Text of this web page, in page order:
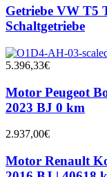
Getriebe VW T5
Schaltgetriebe
5.396,33€
Motor Peugeot
2023 BJ 0 km
2.937,00€
Motor Renault